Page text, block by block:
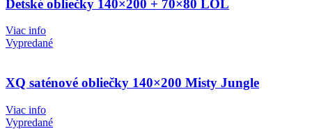
Detské obliečky 140×200 + 70×80 LOL
Viac info
Vypredané
XQ saténové obliečky 140×200 Misty Jungle
Viac info
Vypredané